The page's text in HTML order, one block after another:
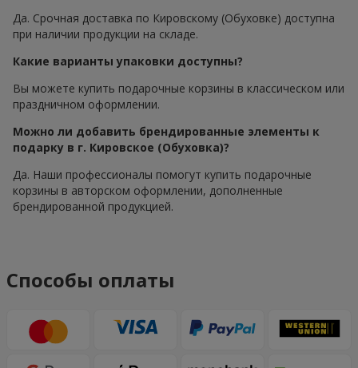
Да. Срочная доставка по Кировскому (Обуховке) доступна
при наличии продукции на складе.
Какие варианты упаковки доступны?
Вы можете купить подарочные корзины в классическом или
праздничном оформлении.
Можно ли добавить брендированные элементы к
подарку в г. Кировское (Обуховка)?
Да. Наши профессионалы помогут купить подарочные
корзины в авторском оформлении, дополненные
брендированной продукцией.
Способы оплаты